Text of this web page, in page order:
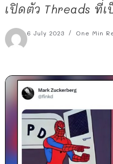
เปิดตัว Threads ที่
6 July 2023 One Min